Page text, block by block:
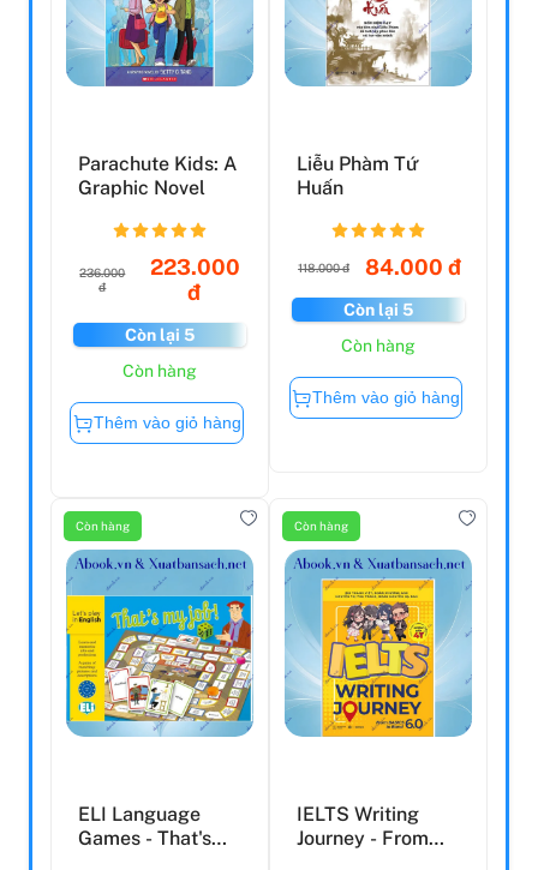
Parachute Kids: A
Graphic Novel
236.000
đ
223.000
đ
Còn lại 5
Còn hàng
Thêm vào giỏ hàng
Liễu Phàm Tứ
Huấn
118.000 đ 84.000 đ
Còn lại 5
Còn hàng
Thêm vào giỏ hàng
Còn hàng
ELI Language
Games - That's
Còn hàng
IELTS Writing
Journey - From